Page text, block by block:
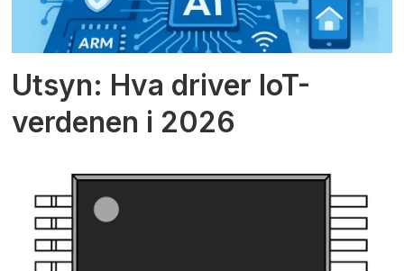
Utsyn: Hva driver IoT-
verdenen i 2026